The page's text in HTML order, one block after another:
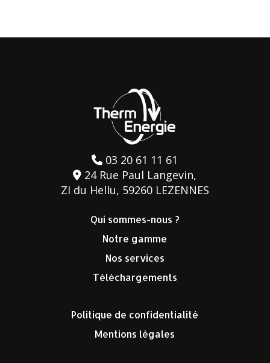
03 20 61 11 61
24 Rue Paul Langevin,
ZI du Hellu, 59260 LEZENNES
Qui sommes-nous ?
Notre gamme
Nos services
Téléchargements
Politique de confidentialité
Mentions légales